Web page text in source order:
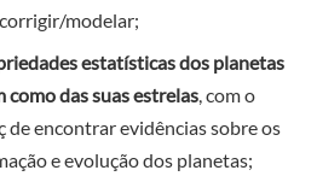
modelar;
estatísticas dos planetas
como das suas estrelas , com o
encontrar evidências sobre os
e evolução dos planetas;